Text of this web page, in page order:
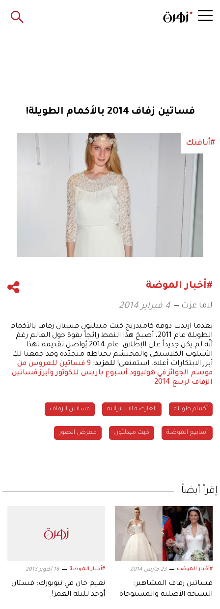
فساتين زفاف 2014 بالأكمام الطويلة!
#أناقتك
#أخبار الموضة
لاما عزت 4 فبراير 2014
بعدما ارتدت دوقة كامبدريج كيت ميدلتون فستان زفاف بالأكمام
الطويلة عام 2011، أصبحَ هذا النمط رائجاً بقوة حول العالم رغمَ
أنّه لم يكن جديداً على الإطلاق. عام 2014 يُواصل تقديمه لهذا
الأسلوب الكلاسيكي والمحتشم بخياطة متجدّدة وقد جمعنا لكِ
أبرز الابتكارات أعلاه. استمتعي! للمزيد:
9 فساتين للعروس من
موسم الجوائز في هوليوود أسبوع باريس للكوتور وأبرز فساتين
الزفاف لربيع 2014
أكمام طويلة العارضة الاسترالية فساتين الزفاف
أسابيع الموضة كيت ميدلتون معرض الصور
إقرأ أيضاً
#أخبار الموضة 23 مارس 2014
فساتين زفاف المشاهير:
النسخة الأصلية والمستوحاة
#أخبار الموضة 16 أكتوبر 2013
نعيم خان في نيويورك: فستان
أوحد لليلة العمر!